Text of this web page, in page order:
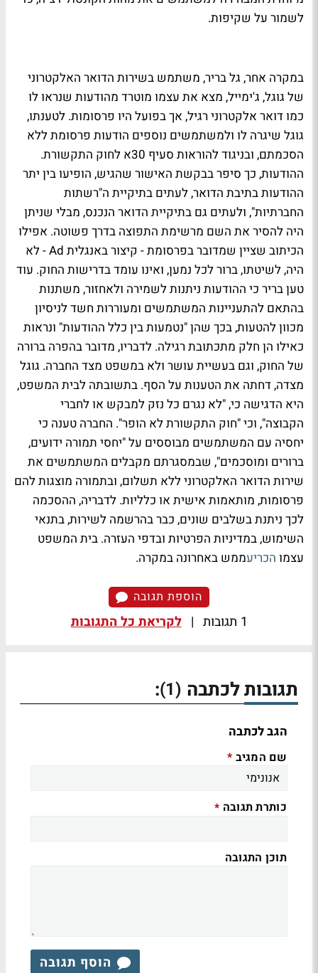
לשמור על שקיפות.
במקרה אחר, גל בריר, משתמש בשירות הדואר האלקטרוני
של גוגל, ג'ימייל, מצא את עצמו מוטרד מהודעות שנראו לו
כמו דואר אלקטרוני רגיל, אך בפועל היו פרסומות. לטענתו,
גוגל שיגרה לו ולמשתמשים נוספים הודעות פרסומת ללא
הסכמתם, ובניגוד להוראות סעיף 30א לחוק התקשורת.
ההודעות, כך סיפר בבקשת האישור שהגיש, הופיעו בין יתר
ההודעות בתיבת הדואר, לעתים בתיקיית ה"רשתות
החברתיות", ולעתים גם בתיקיית הדואר הנכנס, מבלי שניתן
היה להסיר את השם מרשימת התפוצה בדרך פשוטה. אפילו
הכיתוב שציין שמדובר בפרסומת - קיצור באנגלית Ad - לא
היה, לשיטתו, ברור לכל נמען, ואינו עומד בדרישות החוק. עוד
טען בריר כי ההודעות ניתנות לשמירה ולאחזור, משתנות
בהתאם להתעניינות המשתמשים ומעוררות חשד לניסיון
מכוון להטעות, בכך שהן "נטמעות בין כלל ההודעות" ונראות
כאילו הן חלק מתכתובת רגילה. לדבריו, מדובר בהפרה ברורה
של החוק, וגם בעשיית עושר ולא במשפט מצד החברה. גוגל
מצדה, דחתה את הטענות על הסף. בתשובתה לבית המשפט,
היא הדגישה כי, "לא נגרם כל נזק למבקש או לחברי
הקבוצה", וכי "חוק התקשורת לא הופר". החברה טענה כי
יחסיה עם המשתמשים מבוססים על "יחסי תמורה ידועים,
ברורים ומוסכמים", שבמסגרתם מקבלים המשתמשים את
שירות הדואר האלקטרוני ללא תשלום, ובתמורה מוצגות להם
פרסומות, מותאמות אישית או כלליות. לדבריה, ההסכמה
לכך ניתנת בשלבים שונים, כבר בהרשמה לשירות, בתנאי
השימוש, במדיניות הפרטיות ובדפי העזרה. בית המשפט
עצמו הכריעממש באחרונה במקרה.
הוספת תגובה
1 תגובות | לקריאת כל התגובות
תגובות לכתבה (1)
:
הגב לכתבה
שם המגיב *
כותרת תגובה *
תוכן התגובה
הוסף תגובה